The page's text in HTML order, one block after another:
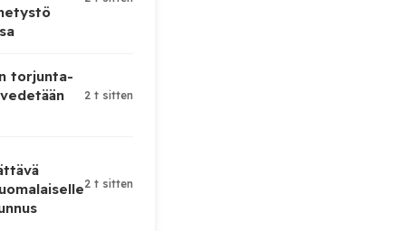
torjunta-
2 t sitten
2 t sitten